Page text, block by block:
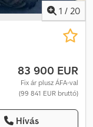
1 / 20
83 900 EUR
Fix ár plusz ÁFA-val
(99 841 EUR bruttó)
Hívás